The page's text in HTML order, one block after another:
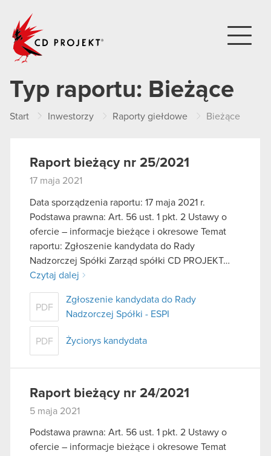
Typ raportu: Bieżące
Start Inwestorzy Raporty giełdowe Bieżące
Raport bieżący nr 25/2021
17 maja 2021
Data sporządzenia raportu: 17 maja 2021 r.
Podstawa prawna: Art. 56 ust. 1 pkt. 2 Ustawy o
ofercie – informacje bieżące i okresowe Temat
raportu: Zgłoszenie kandydata do Rady
Nadzorczej Spółki Zarząd spółki CD PROJEKT…
Czytaj dalej
PDF
Zgłoszenie kandydata do Rady
Nadzorczej Spółki - ESPI
PDF Życiorys kandydata
Raport bieżący nr 24/2021
5 maja 2021
Podstawa prawna: Art. 56 ust. 1 pkt. 2 Ustawy o
ofercie – informacje bieżące i okresowe Temat